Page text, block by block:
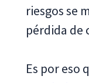
riesgos se
pérdida de
Es por eso